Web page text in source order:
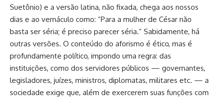
Suetônio) e a versão latina, não fixada, chega aos nossos
dias e ao vernáculo como: “Para a mulher de César não
basta ser séria; é preciso parecer séria.” Sabidamente, há
outras versões. O conteúdo do aforismo é ético, mas é
profundamente político, impondo uma regra: das
instituições, como dos servidores públicos — governantes,
legisladores, juízes, ministros, diplomatas, militares etc. — a
sociedade exige que, além de exercerem suas funções com